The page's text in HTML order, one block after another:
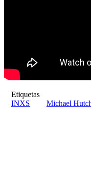
Etiquetas
INXS
Michael